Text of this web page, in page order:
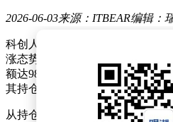
2026-06-03来源：ITBEAR编辑：
科创人工智能ETF南方（589230
涨态势，截至收盘上涨0.51%，
额达983.63万元。该基金紧密跟
其持仓结构集中于人工智能领域
从持仓表现来看，主要成分股呈